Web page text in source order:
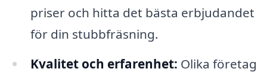
priser och hitta det bästa erbjudandet
för din stubbfräsning.
Kvalitet och erfarenhet: Olika företag